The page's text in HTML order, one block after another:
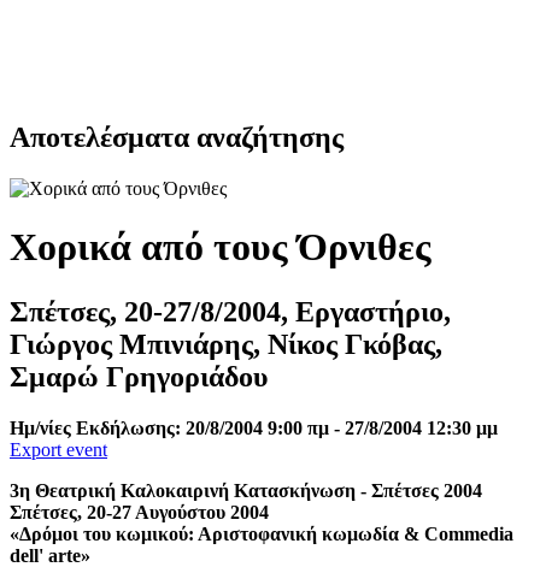
Αποτελέσματα αναζήτησης
Χορικά από τους Όρνιθες
Σπέτσες, 20-27/8/2004, Εργαστήριο,
Γιώργος Μπινιάρης, Νίκος Γκόβας,
Σμαρώ Γρηγοριάδου
Ημ/νίες Εκδήλωσης: 20/8/2004 9:00 πμ - 27/8/2004 12:30 μμ
Export event
3η Θεατρική Καλοκαιρινή Κατασκήνωση - Σπέτσες 2004
Σπέτσες, 20-27 Αυγούστου 2004
«Δρόμοι του κωμικού: Αριστοφανική κωμωδία & Commedia
dell' arte»